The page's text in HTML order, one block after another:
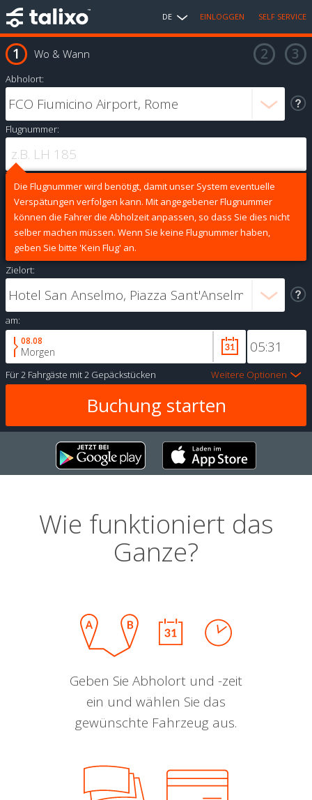
DE EINLOGGEN SELF SERVICE
Wo & Wann
Abholort:
Flugnummer:
Die Flugnummer wird benötigt, damit unser System eventuelle
Verspätungen verfolgen kann. Mit angegebener Flugnummer
können die Fahrer die Abholzeit anpassen, so dass Sie dies nicht
selber machen müssen. Wenn Sie keine Flugnummer haben,
geben Sie bitte 'Kein Flug' an.
Zielort:
am:
08.08
Morgen
Für2 Fahrgäste mit2 Gepäckstücken Weitere Optionen
Wie funktioniert das
Ganze?
Geben Sie Abholort und -zeit
ein und wählen Sie das
gewünschte Fahrzeug aus.